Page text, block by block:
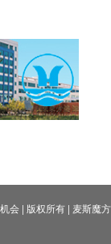
会| 版权所有| 麦斯魔方